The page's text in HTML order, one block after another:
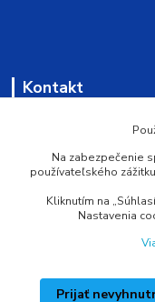
Kontakt
0902 527 909
info@pprsystem.sk
Na zabezpečenie
používateľského
Kliknutím na
Nastavenia
Prijať